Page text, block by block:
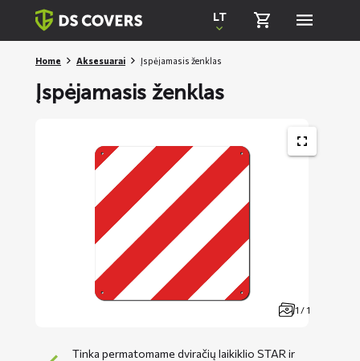
Skiplinks
LT
Home Aksesuarai Įspėjamasis ženklas
Įspėjamasis ženklas
1 / 1
Tinka permatomame dviračių laikiklio STAR ir